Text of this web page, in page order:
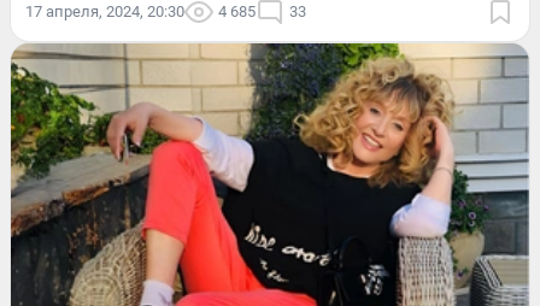
17 апреля, 2024, 20:30 4 685 33